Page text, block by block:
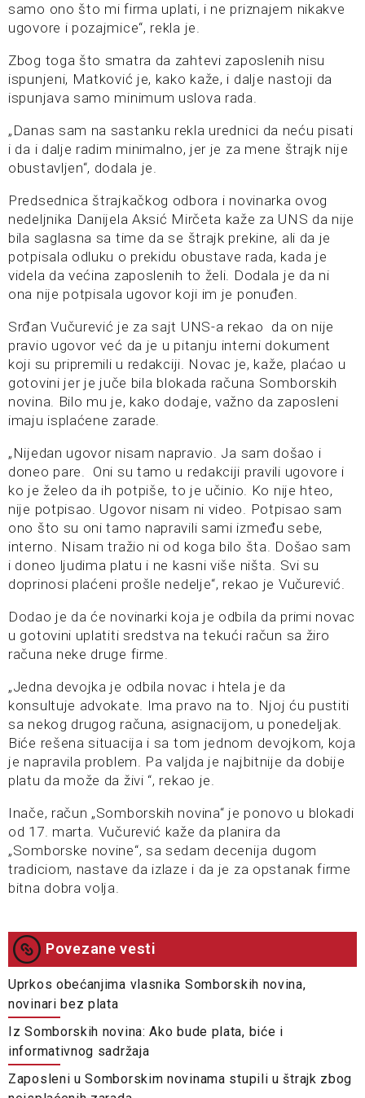
samo ono što mi firma uplati, i ne priznajem nikakve
ugovore i pozajmice“, rekla je.
Zbog toga što smatra da zahtevi zaposlenih nisu
ispunjeni, Matković je, kako kaže, i dalje nastoji da
ispunjava samo minimum uslova rada.
„Danas sam na sastanku rekla urednici da neću pisati
i da i dalje radim minimalno, jer je za mene štrajk nije
obustavljen“, dodala je.
Predsednica štrajkačkog odbora i novinarka ovog
nedeljnika Danijela Aksić Mirčeta kaže za UNS da nije
bila saglasna sa time da se štrajk prekine, ali da je
potpisala odluku o prekidu obustave rada, kada je
videla da većina zaposlenih to želi. Dodala je da ni
ona nije potpisala ugovor koji im je ponuđen.
Srđan Vučurević je za sajt UNS-a rekao da on nije
pravio ugovor već da je u pitanju interni dokument
koji su pripremili u redakciji. Novac je, kaže, plaćao u
gotovini jer je juče bila blokada računa Somborskih
novina. Bilo mu je, kako dodaje, važno da zaposleni
imaju isplaćene zarade.
„Nijedan ugovor nisam napravio. Ja sam došao i
doneo pare. Oni su tamo u redakciji pravili ugovore i
ko je želeo da ih potpiše, to je učinio. Ko nije hteo,
nije potpisao. Ugovor nisam ni video. Potpisao sam
ono što su oni tamo napravili sami između sebe,
interno. Nisam tražio ni od koga bilo šta. Došao sam
i doneo ljudima platu i ne kasni više ništa. Svi su
doprinosi plaćeni prošle nedelje“, rekao je Vučurević.
Dodao je da će novinarki koja je odbila da primi novac
u gotovini uplatiti sredstva na tekući račun sa žiro
računa neke druge firme.
„Jedna devojka je odbila novac i htela je da
konsultuje advokate. Ima pravo na to. Njoj ću pustiti
sa nekog drugog računa, asignacijom, u ponedeljak.
Biće rešena situacija i sa tom jednom devojkom, koja
je napravila problem. Pa valjda je najbitnije da dobije
platu da može da živi “, rekao je.
Inače, račun „Somborskih novina“ je ponovo u blokadi
od 17. marta. Vučurević kaže da planira da
„Somborske novine“, sa sedam decenija dugom
tradiciom, nastave da izlaze i da je za opstanak firme
bitna dobra volja.
Povezane vesti
Uprkos obećanjima vlasnika Somborskih novina,
novinari bez plata
Iz Somborskih novina: Ako bude plata, biće i
informativnog sadržaja
Zaposleni u Somborskim novinama stupili u štrajk zbog